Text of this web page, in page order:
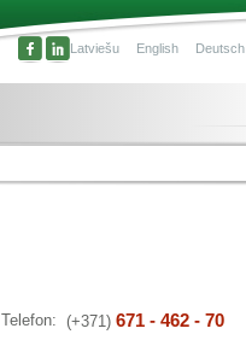
Latviešu English Deutsch
Telefon: (+371) 671 - 462 - 70